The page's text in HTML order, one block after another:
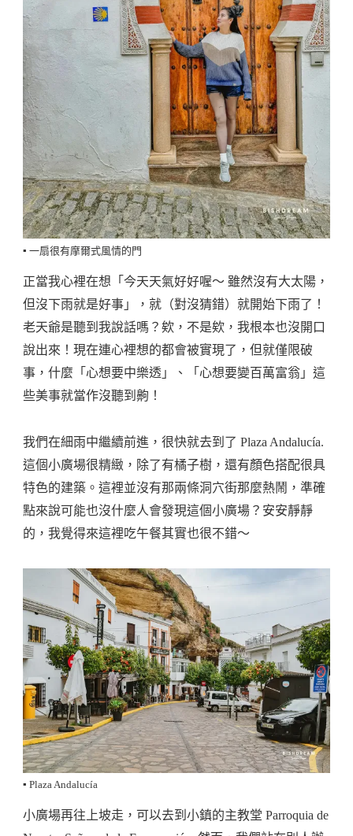
▪️ 一扇很有摩爾式風情的門
正當我心裡在想「今天天氣好好喔～ 雖然沒有大太陽，
但沒下雨就是好事」，就（對沒猜錯）就開始下雨了！
老天爺是聽到我說話嗎？欸，不是欸，我根本也沒開口
說出來！現在連心裡想的都會被實現了，但就僅限破
事，什麼「心想要中樂透」、「心想要變百萬富翁」這
些美事就當作沒聽到齁！
我們在細雨中繼續前進，很快就去到了 Plaza Andalucía.
這個小廣場很精緻，除了有橘子樹，還有顏色搭配很具
特色的建築。這裡並沒有那兩條洞穴街那麼熱鬧，準確
點來說可能也沒什麼人會發現這個小廣場？安安靜靜
的，我覺得來這裡吃午餐其實也很不錯～
▪️ Plaza Andalucía
小廣場再往上坡走，可以去到小鎮的主教堂 Parroquia de